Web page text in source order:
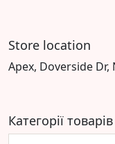
Store location
Apex, Doverside
Категорії товарів